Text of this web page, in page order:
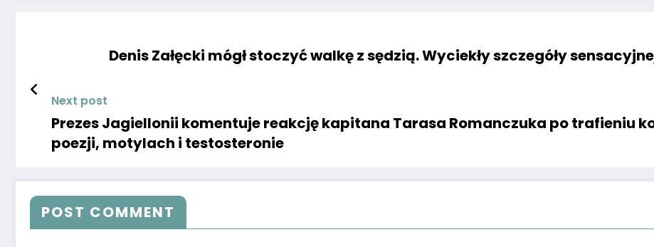
Denis Załęcki mógł stoczyć walkę z sędzią. Wyciekły szczegóły
Next post
Prezes Jagiellonii komentuje reakcję kapitana Tarasa Romanczuka po trafieniu
poezji, motylach i testosteronie
POST COMMENT